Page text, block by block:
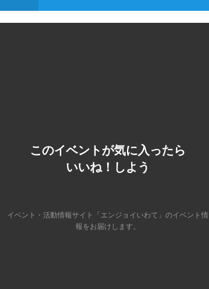
このイベントが気に入ったら
いいね！しよう
イベント・活動情報サイト「エンジョイいわて」のイベント情
報をお届けします。